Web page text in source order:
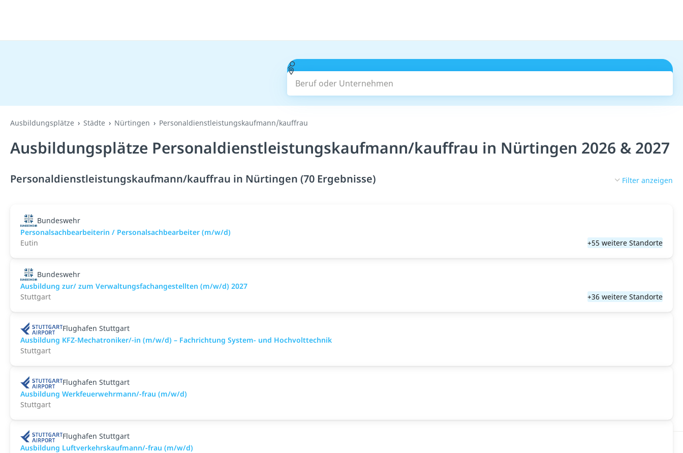
Beruf oder Unternehmen
Ausbildungsplätze Städte Nürtingen Personaldienstleistungskaufmann/kauffrau
Ausbildungsplätze Personaldienstleistungskaufmann/kauffrau in Nürtingen 2026 & 2027
Personaldienstleistungskaufmann/kauffrau in Nürtingen (70 Ergebnisse) Filter anzeigen
Bundeswehr
Personalsachbearbeiterin / Personalsachbearbeiter (m/w/d)
Eutin
+55 weitere Standorte
Bundeswehr
Ausbildung zur/ zum Verwaltungsfachangestellten (m/w/d) 2027
Stuttgart
+36 weitere Standorte
Flughafen Stuttgart
Ausbildung KFZ-Mechatroniker/-in (m/w/d) – Fachrichtung System- und Hochvolttechnik
Stuttgart
Flughafen Stuttgart
Ausbildung Werkfeuerwehrmann/-frau (m/w/d)
Stuttgart
Flughafen Stuttgart
Ausbildung Luftverkehrskaufmann/-frau (m/w/d)